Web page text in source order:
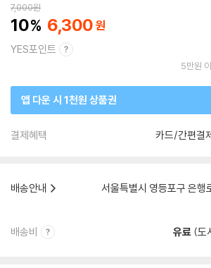
7,000원
10 6,300
YES포인트
5만원
앱 다운 시 1천원 상품권
결제혜택 카드/간편결
배송안내
서울특별시 영등포구 은행
배송비 유료 (도